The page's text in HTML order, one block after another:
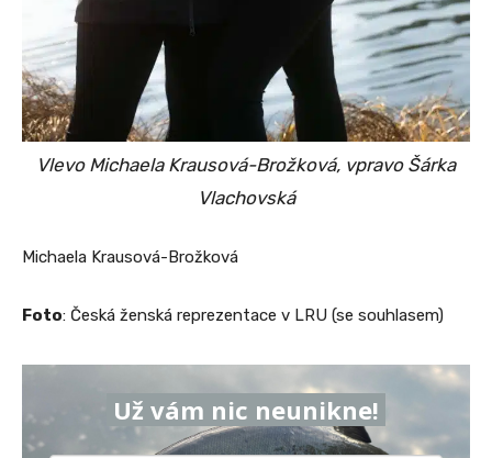
Vlevo Michaela Krausová-Brožková, vpravo Šárka
Vlachovská
Michaela Krausová-Brožková
Foto: Česká ženská reprezentace v LRU (se souhlasem)
Už vám nic neunikne!